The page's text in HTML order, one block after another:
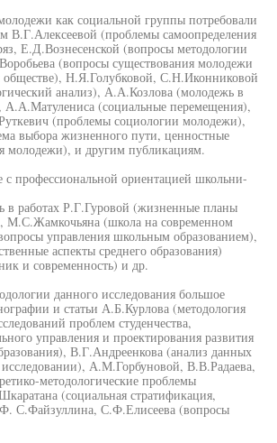
как социальной группы потребовали
В.Г.Алексеевой (проблемы самоопределения
Е.Д.Вознесенской (вопросы методологии
(вопросы существования молодежи
Н.Я.Голубковой, С.Н.Иконниковой
анализ), А.А.Козлова (молодежь в
А.А.Матулениса (социальные перемещения),
(проблемы социологии молодежи),
выбора жизненного пути, ценностные
молодежи), и другим публикациям.
с профессиональной ориентацией школьни-
в работах Р.Г.Гуровой (жизненные планы
М.С.Жамкочьяна (школа на современном
управления школьным образованием),
аспекты среднего образования)
и современность) и др.
данного исследования большое
и статьи А.Б.Курлова (методология
проблем студенчества,
управления и проектирования развития
В.Г.Андреенкова (анализ данных
А.М.Горбуновой, В.В.Радаева,
методологические проблемы
(социальная стратификация,
Ф. С.Файзуллина, С.Ф.Елисеева (вопросы